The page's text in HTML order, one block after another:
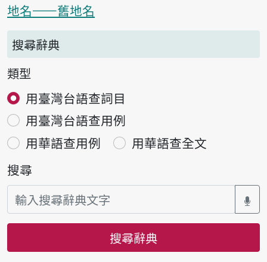
地名——舊地名
搜尋辭典
類型
用臺灣台語查詞目
用臺灣台語查用例
用華語查用例
用華語查全文
搜尋
搜尋辭典